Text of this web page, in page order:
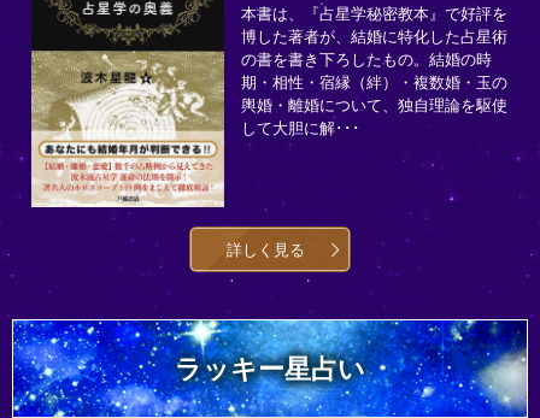
本書は、『占星学秘密教本』で好評を
博した著者が、結婚に特化した占星術
の書を書き下ろしたもの。結婚の時
期・相性・宿縁（絆）・複数婚・玉の
輿婚・離婚について、独自理論を駆使
して大胆に解･･･
詳しく見る
ラッキー星占い